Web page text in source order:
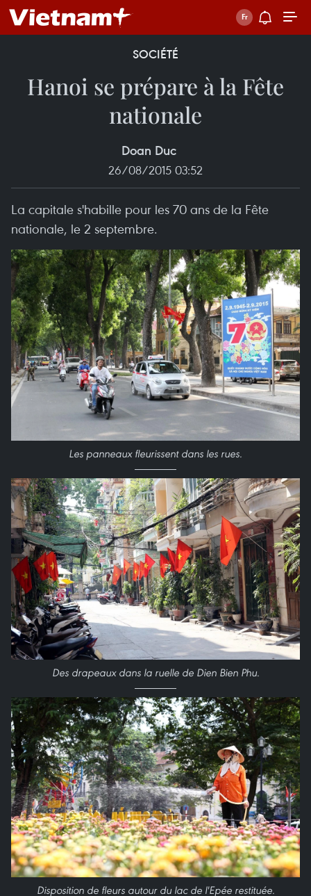
SOCIÉTÉ
Hanoi se prépare à la Fête
nationale
Doan Duc
26/08/2015 03:52
La capitale s'habille pour les 70 ans de la Fête
nationale, le 2 septembre.
Les panneaux fleurissent dans les rues.
Des drapeaux dans la ruelle de Dien Bien Phu.
Disposition de fleurs autour du lac de l'Epée restituée.